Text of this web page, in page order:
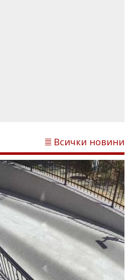
Всички новини